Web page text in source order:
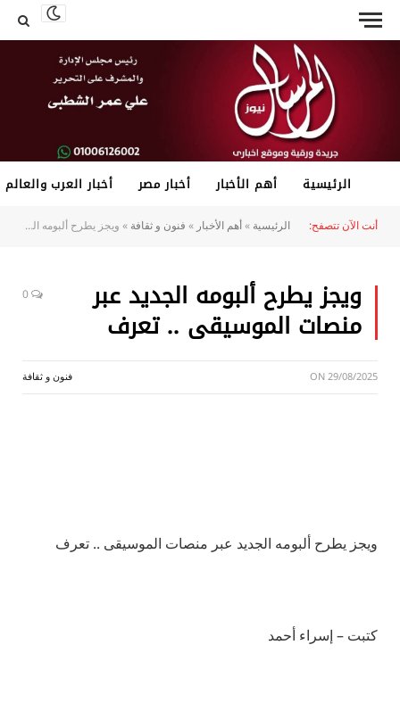
الرئيسية أهم الأخبار أخبار مصر
أخبار العرب والعالم
أنت الآن تتصفح:
الرئيسية»أهم الأخبار»فنون و ثقافة»ويجز يطرح ألبومه الجديد عبر منصات الموسيقى .. تعرف
ويجز يطرح ألبومه الجديد عبر
منصات الموسيقى .. تعرف
ON29/08/2025 فنون و ثقافة
ويجز يطرح ألبومه الجديد عبر منصات الموسيقى .. تعرف
كتبت – إسراء أحمد